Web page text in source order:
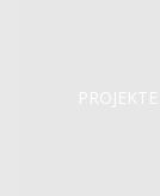
PROJEKTE